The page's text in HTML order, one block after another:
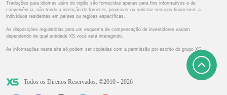
Traduções para idiomas além do inglês são fornecidas apenas para fins informativos e de
conveniência, não tendo a intenção de fornecer, promover ou solicitar serviços financeiros a
indivíduos residentes em países ou regiões específicas.
As disposições regulatórias para um esquema de compensação de investidores variam
dependendo de qual entidade XS você está interagindo.
As informações neste site só podem ser copiadas com a permissão por escrito do grupo XS.
Todos os Direitos Reservados. ©2010 - 2026